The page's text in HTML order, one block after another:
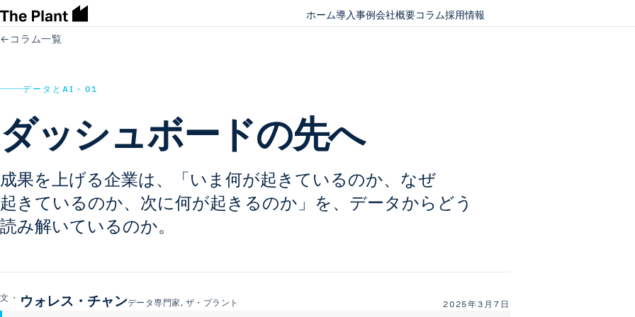
ホーム導入事例会社概要コラム採用情報
← コラム一覧
データとAI · 01
ダッシュボードの​先へ
成果を​上げる​企業は、​「いま何が​起きているのか、​なぜ​
起きているのか、​次に​何が​起きるのか」を、​データから​どう​
読み解いているのか。
文・ ウォレス・チャンデータ専門家, ザ・プラント 2025年3月7日